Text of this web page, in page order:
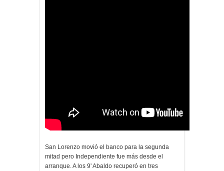
San Lorenzo movió el banco para la segunda
mitad pero Independiente fue más desde el
arranque. A los 9' Abaldo recuperó en tres